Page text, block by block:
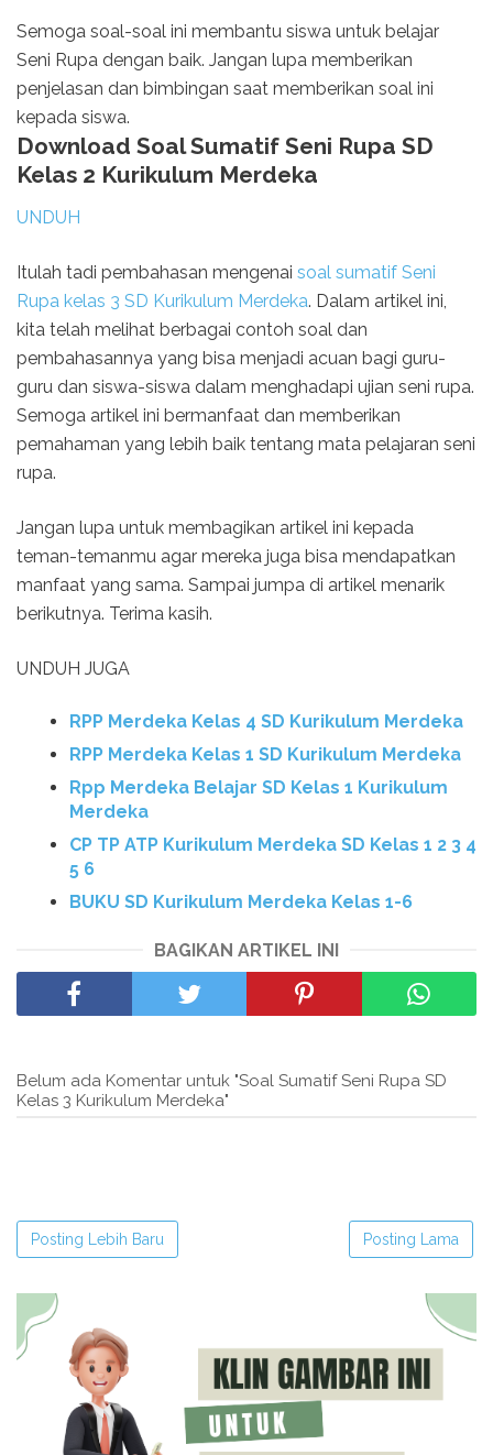
Semoga soal-soal ini membantu siswa untuk belajar
Seni Rupa dengan baik. Jangan lupa memberikan
penjelasan dan bimbingan saat memberikan soal ini
kepada siswa.
Download Soal Sumatif Seni Rupa SD
Kelas 2 Kurikulum Merdeka
UNDUH
Itulah tadi pembahasan mengenai soal sumatif Seni
Rupa kelas 3 SD Kurikulum Merdeka. Dalam artikel ini,
kita telah melihat berbagai contoh soal dan
pembahasannya yang bisa menjadi acuan bagi guru-
guru dan siswa-siswa dalam menghadapi ujian seni rupa.
Semoga artikel ini bermanfaat dan memberikan
pemahaman yang lebih baik tentang mata pelajaran seni
rupa.
Jangan lupa untuk membagikan artikel ini kepada
teman-temanmu agar mereka juga bisa mendapatkan
manfaat yang sama. Sampai jumpa di artikel menarik
berikutnya. Terima kasih.
UNDUH JUGA
RPP Merdeka Kelas 4 SD Kurikulum Merdeka
RPP Merdeka Kelas 1 SD Kurikulum Merdeka
Rpp Merdeka Belajar SD Kelas 1 Kurikulum
Merdeka
CP TP ATP Kurikulum Merdeka SD Kelas 1 2 3 4
5 6
BUKU SD Kurikulum Merdeka Kelas 1-6
BAGIKAN ARTIKEL INI
Belum ada Komentar untuk "Soal Sumatif Seni Rupa SD
Kelas 3 Kurikulum Merdeka"
Posting Lebih Baru Posting Lama